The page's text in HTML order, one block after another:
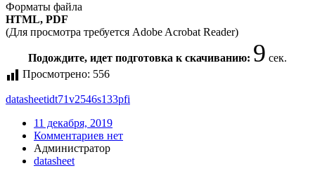
Форматы файла
HTML, PDF
(Для просмотра требуется Adobe Acrobat Reader)
Подождите, идет подготовка к скачиванию: 9 сек.
Просмотрено: 556
datasheetidt71v2546s133pfi
11 декабря, 2019
Комментариев нет
Администратор
datasheet